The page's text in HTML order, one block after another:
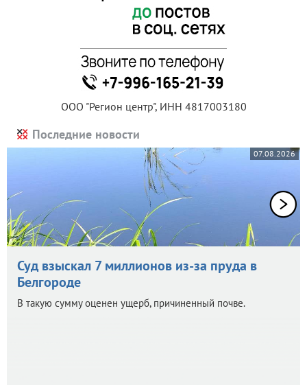
ООО "Регион центр", ИНН 4817003180
Последние новости
07.08.2026
Суд взыскал 7 миллионов из-за пруда в
Белгороде
В такую сумму оценен ущерб, причиненный почве.